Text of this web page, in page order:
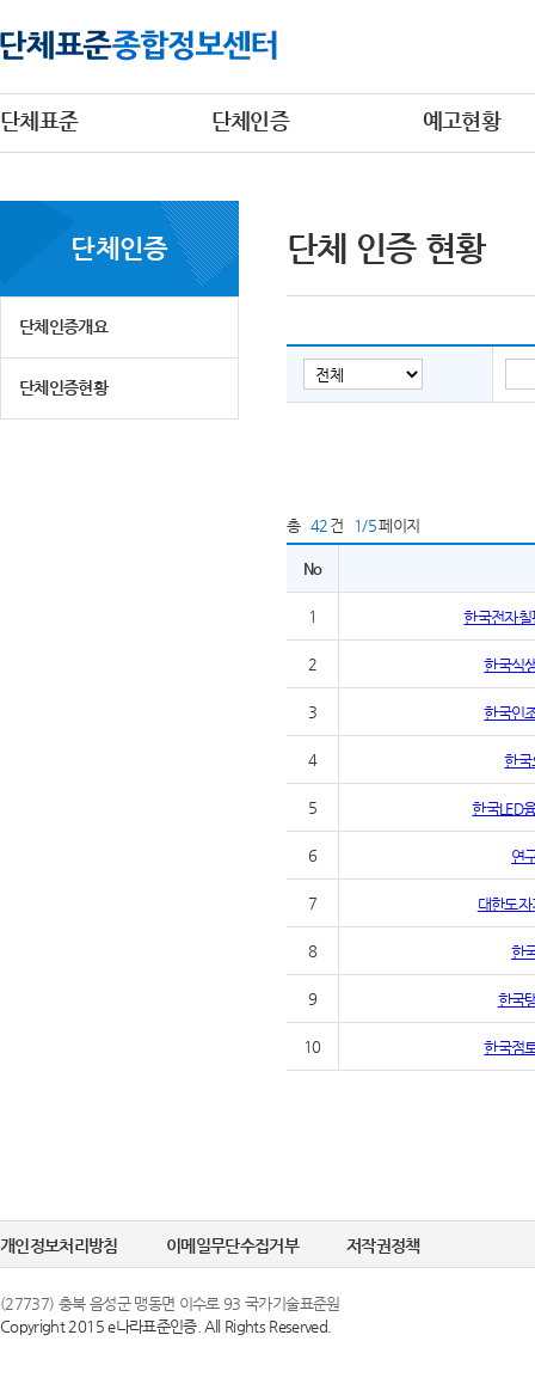
단체표준 단체인증 예고현황
단체인증
단체인증개요
단체인증현황
단체 인증 현황
총 42 건 1/5페이지
No
1 한국전자
2 한국식
3 한국인
4 한국
5 한국LED
6 연
7 대한도
8 한
9 한국
10 한국점
개인정보처리방침 이메일무단수집거부 저작권정책
(27737) 충북 음성군 맹동면 이수로 93 국가기술표준원
Copyright 2015 e나라표준인증. All Rights Reserved.